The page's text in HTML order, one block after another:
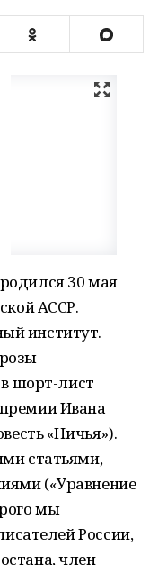
30 мая
АССР.
институт.
в шорт-лист
Ивана
«Ничья»).
статьями,
(«Уравнение
мы
России,
член